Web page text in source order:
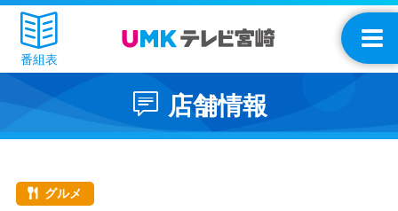
番組表
店舗情報
グルメ